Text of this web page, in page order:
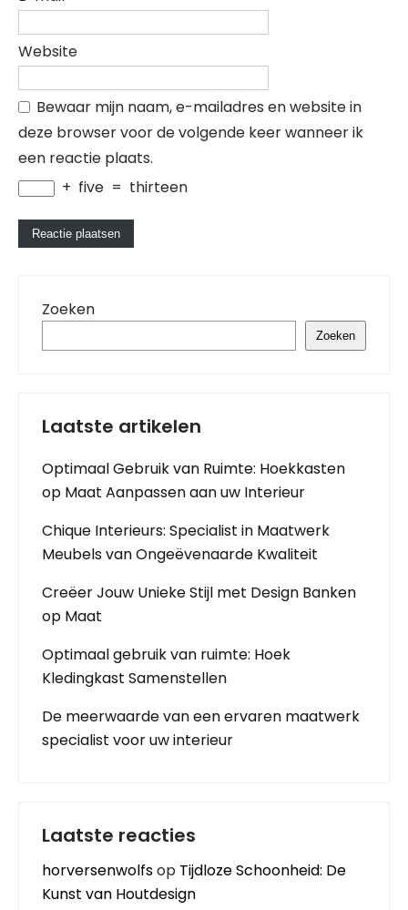
Website
Bewaar mijn naam, e-mailadres en website in
deze browser voor de volgende keer wanneer ik
een reactie plaats.
+ five = thirteen
Zoeken
Zoeken
Laatste artikelen
Optimaal Gebruik van Ruimte: Hoekkasten
op Maat Aanpassen aan uw Interieur
Chique Interieurs: Specialist in Maatwerk
Meubels van Ongeëvenaarde Kwaliteit
Creëer Jouw Unieke Stijl met Design Banken
op Maat
Optimaal gebruik van ruimte: Hoek
Kledingkast Samenstellen
De meerwaarde van een ervaren maatwerk
specialist voor uw interieur
Laatste reacties
horversenwolfsop Tijdloze Schoonheid: De
Kunst van Houtdesign